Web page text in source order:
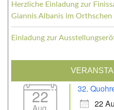
Herzliche Einladung zur
Giannis Albanis im Orthschen
Einladung zur
22
Aug.
32.
22